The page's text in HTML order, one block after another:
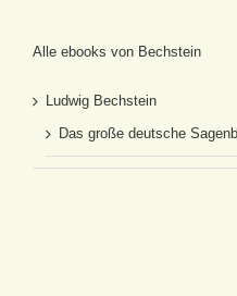
Alle ebooks von Bechstein
Ludwig Bechstein
Das große deutsche